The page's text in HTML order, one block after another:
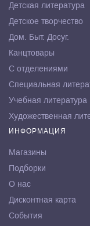
Детская литература
Детское творчество
Дом. Быт. Досуг.
Канцтовары
С отделениями
Специальная
Учебная литература
Художественная
ИНФОРМАЦИЯ
Магазины
Подборки
О нас
Дисконтная карта
События